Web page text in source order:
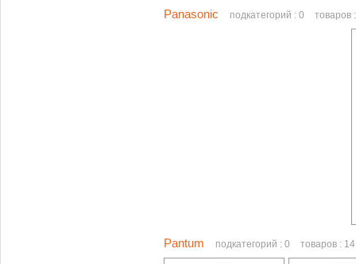
Panasonic подкатегорий : 0 товаров
Pantum подкатегорий : 0 товаров : 14